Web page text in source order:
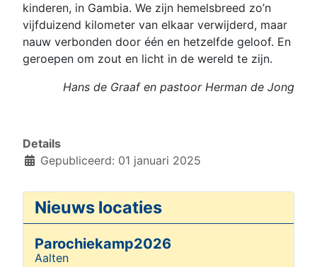
kinderen, in Gambia. We zijn hemelsbreed zo’n
vijfduizend kilometer van elkaar verwijderd, maar
nauw verbonden door één en hetzelfde geloof. En
geroepen om zout en licht in de wereld te zijn.
Hans de Graaf en pastoor Herman de Jong
Details
Gepubliceerd: 01 januari 2025
Nieuws locaties
Parochiekamp2026
Details
Aalten